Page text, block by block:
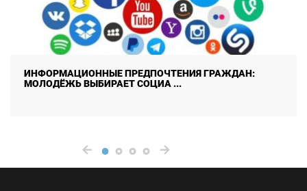
ГРАЖДАН:
РЦИОМ «ИЖТИМОИЙ ФИКР»
РАБОТЕ МЕЖДУНАРОДНОЙ ...